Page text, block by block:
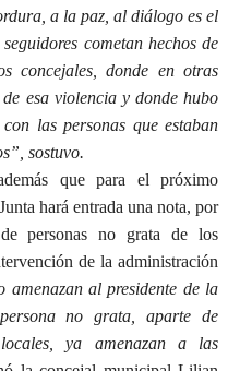
a la paz, al diálogo es el
cometan hechos de
concejales, donde en otras
esa violencia y donde hubo
las personas que estaban
sostuvo.
que para el próximo
hará entrada una nota, por
personas no grata de los
de la administración
amenazan al presidente de la
no grata, aparte de
ya amenazan a las